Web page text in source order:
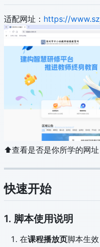
适配网址： https://
⬆查看是否是你所学的网址
快速开始
1. 脚本使用说明
在课程播放页脚本生